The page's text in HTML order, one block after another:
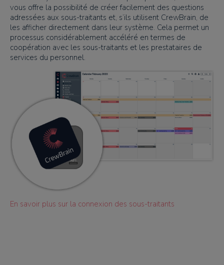
vous offre la possibilité de créer facilement des questions
adressées aux sous-traitants et, s’ils utilisent CrewBrain, de
les afficher directement dans leur système. Cela permet un
processus considérablement accéléré en termes de
coopération avec les sous-traitants et les prestataires de
services du personnel.
En savoir plus sur la connexion des sous-traitants